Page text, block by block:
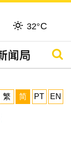
32°C
搜寻
繁
简 PT EN